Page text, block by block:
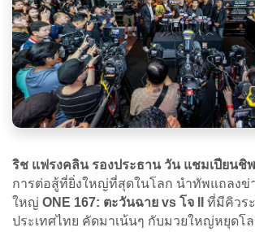
ริช แฟรงคลิน รองประธาน วัน แชมเปียนชิพ
การต่อสู้ที่ยิ่งใหญ่ที่สุดในโลก นำทัพแถลงข่
ใหญ่ ONE 167: ตะวันฉาย vs โจ II ที่มีคิวร
ประเทศไทย คัดมาเน้นๆ กับมวยใหญ่หยุดโ